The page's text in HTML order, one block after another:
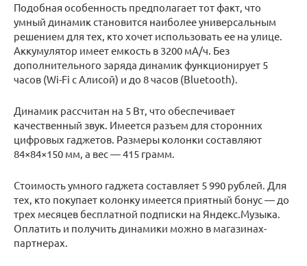
Подобная особенность предполагает тот факт, что
умный динамик становится наиболее универсальным
решением для тех, кто хочет использовать ее на улице.
Аккумулятор имеет емкость в 3200 мА/ч. Без
дополнительного заряда динамик функционирует 5
часов (Wi-Fi с Алисой) и до 8 часов (Bluetooth).
Динамик рассчитан на 5 Вт, что обеспечивает
качественный звук. Имеется разъем для сторонних
цифровых гаджетов. Размеры колонки составляют
84×84×150 мм, а вес — 415 грамм.
Стоимость умного гаджета составляет 5 990 рублей. Для
тех, кто покупает колонку имеется приятный бонус — до
трех месяцев бесплатной подписки на Яндекс.Музыка.
Оплатить и получить динамики можно в магазинах-
партнерах.